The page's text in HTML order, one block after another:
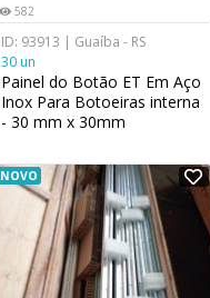
582
ID: 93913 | Guaíba - RS
30 un
Painel do Botão ET Em Aço
Inox Para Botoeiras interna
- 30 mm x 30mm
NOVO